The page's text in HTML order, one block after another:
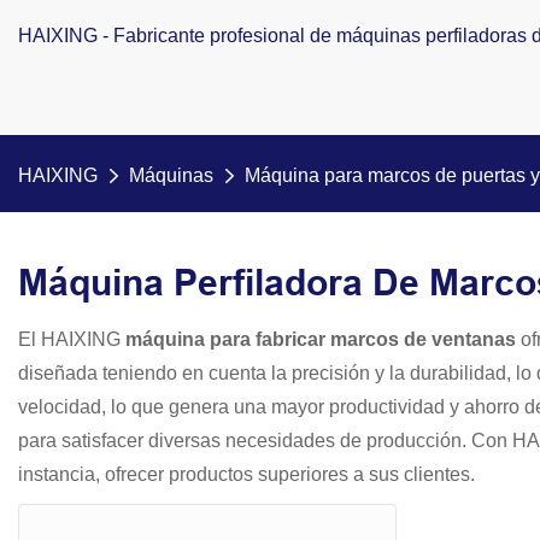
HAIXING - Fabricante profesional de máquinas perfiladoras
HAIXING Máquinas Máquina para marcos de puertas
Máquina Perfiladora De
El HAIXING máquina para fabricar marcos de ventanas
diseñada teniendo en cuenta la precisión y la durabilidad,
velocidad, lo que genera una mayor productividad y ahorro
para satisfacer diversas necesidades de producción. Con
instancia, ofrecer productos superiores a sus clientes.